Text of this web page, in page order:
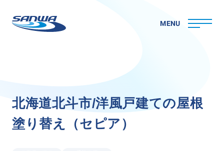
MENU
三和ペイントについて
理念
北海道北斗市/洋風戸建ての屋根
塗り替え （セ ピア ）